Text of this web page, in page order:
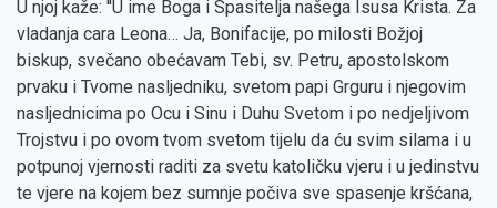
U njoj kaže: ''U ime Boga i Spasitelja našega Isusa Krista. Za
vladanja cara Leona… Ja, Bonifacije, po milosti Božjoj
biskup, svečano obećavam Tebi, sv. Petru, apostolskom
prvaku i Tvome nasljedniku, svetom papi Grguru i njegovim
nasljednicima po Ocu i Sinu i Duhu Svetom i po nedjeljivom
Trojstvu i po ovom tvom svetom tijelu da ću svim silama i u
potpunoj vjernosti raditi za svetu katoličku vjeru i u jedinstvu
te vjere na kojem bez sumnje počiva sve spasenje kršćana,